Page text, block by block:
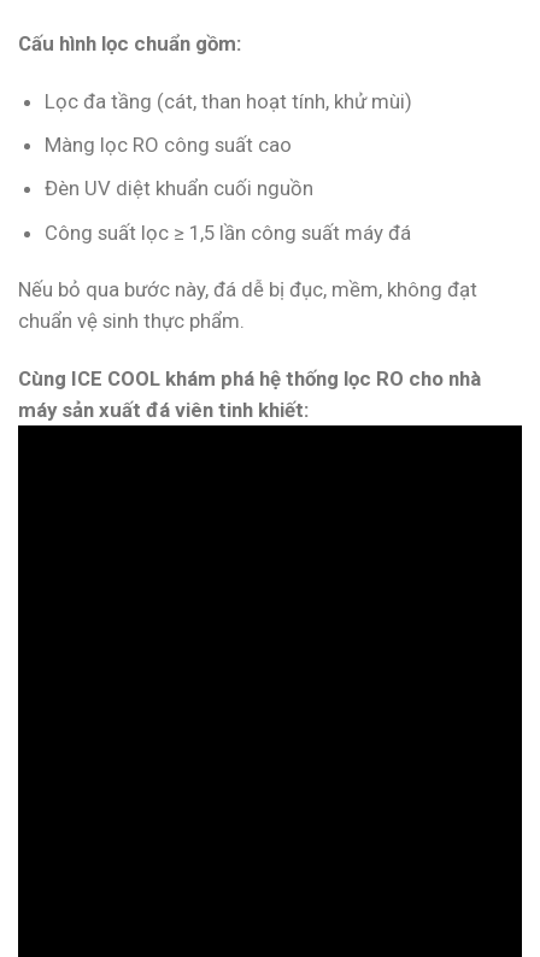
Cấu hình lọc chuẩn gồm:
Lọc đa tầng (cát, than hoạt tính, khử mùi)
Màng lọc RO công suất cao
Đèn UV diệt khuẩn cuối nguồn
Công suất lọc ≥ 1,5 lần công suất máy đá
Nếu bỏ qua bước này, đá dễ bị đục, mềm, không đạt
chuẩn vệ sinh thực phẩm.
Cùng ICE COOL khám phá hệ thống lọc RO cho nhà
máy sản xuất đá viên tinh khiết: